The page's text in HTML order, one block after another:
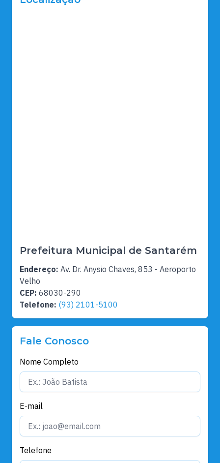
Prefeitura Municipal de Santarém
Endereço: Av. Dr. Anysio Chaves, 853 - Aeroporto
Velho
CEP: 68030-290
Telefone: (93) 2101-5100
Fale Conosco
Nome Completo
E-mail
Telefone